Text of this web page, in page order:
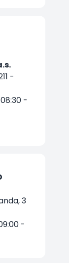
-
-
3
-